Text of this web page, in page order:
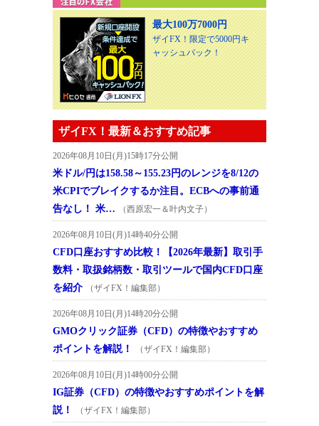
最大100万7000円
ザイFX！限定で5000円キ
ャッシュバック！
ザイFX！最新＆おすすめ記事
2026年08月10日(月)15時17分公開
米ドル/円は158.58～155.23円のレンジを8/12の
米CPIでブレイクするか注目。ECBへの事前通
告なし！ 米…
（西原宏一＆叶内文子）
2026年08月10日(月)14時40分公開
CFD口座おすすめ比較！【2026年最新】取引手
数料・取扱銘柄数・取引ツールで国内CFD口座
を紹介
（ザイFX！編集部）
2026年08月10日(月)14時20分公開
GMOクリック証券（CFD）の特徴やおすすめ
ポイントを解説！
（ザイFX！編集部）
2026年08月10日(月)14時00分公開
IG証券（CFD）の特徴やおすすめポイントを解
説！
（ザイFX！編集部）